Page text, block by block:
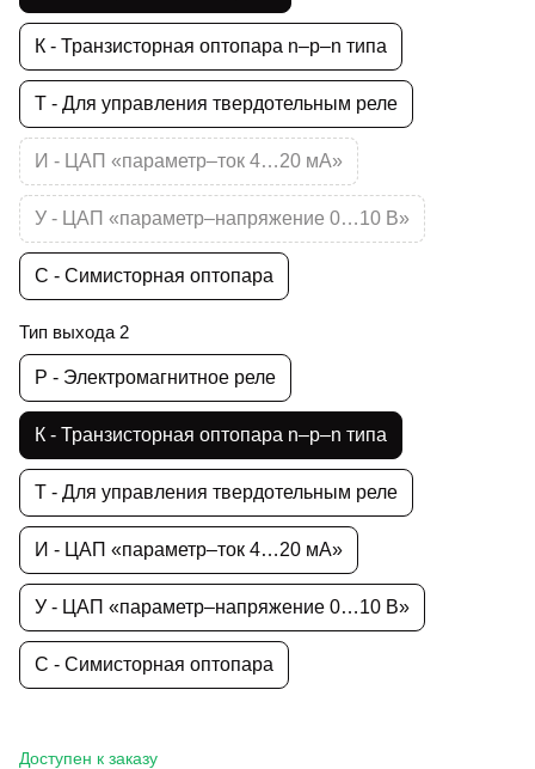
К - Транзисторная оптопара n–p–n типа
Т - Для управления твердотельным реле
И - ЦАП «параметр–ток 4…20 мА»
У - ЦАП «параметр–напряжение 0…10 В»
С - Симисторная оптопара
Тип выхода 2
Р - Электромагнитное реле
К - Транзисторная оптопара n–p–n типа
Т - Для управления твердотельным реле
И - ЦАП «параметр–ток 4…20 мА»
У - ЦАП «параметр–напряжение 0…10 В»
С - Симисторная оптопара
Доступен к заказу